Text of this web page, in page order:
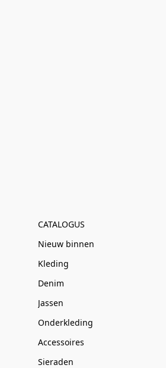
CATALOGUS
Nieuw binnen
Kleding
Denim
Jassen
Onderkleding
Accessoires
Sieraden